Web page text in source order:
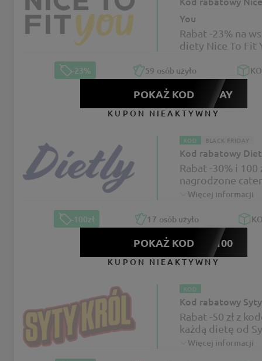
You
Rabat -23% na
diety Nice To Fit
-23% 59 osób użyło
POKAŻ KODKFRIDAY
KUPON NIEAKTYWNY
KOD BLACK FRIDAY
Kod rabatowy
Rabat -30% i 100
nagrodzone
Dietly
Więcej informacji
-100zł 17 osób użyło
POKAŻ KODIUMF100
KUPON NIEAKTYWNY
KOD
Kod rabatowy
Rabat -50 zł z
każdą dietę od
Więcej informacji